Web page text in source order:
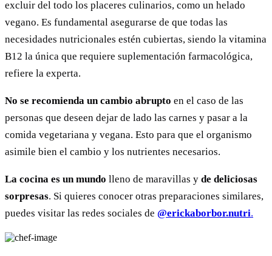
excluir del todo los placeres culinarios, como un helado
vegano. Es fundamental asegurarse de que todas las
necesidades nutricionales estén cubiertas, siendo la vitamina
B12 la única que requiere suplementación farmacológica,
refiere la experta.
No se recomienda un cambio abrupto en el caso de las
personas que deseen dejar de lado las carnes y pasar a la
comida vegetariana y vegana. Esto para que el organismo
asimile bien el cambio y los nutrientes necesarios.
La cocina es un mundo lleno de maravillas y de deliciosas
sorpresas. Si quieres conocer otras preparaciones similares,
puedes visitar las redes sociales de @erickaborbor.nutri.